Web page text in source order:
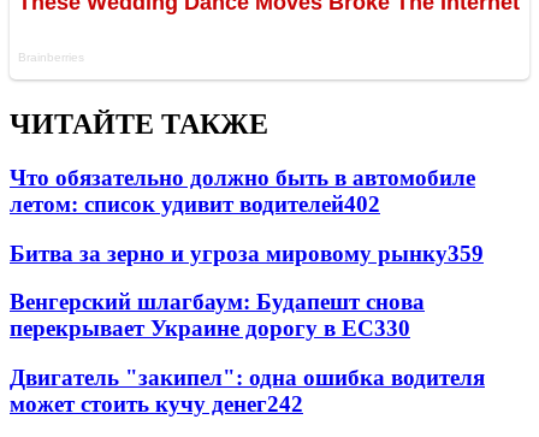
ЧИТАЙТЕ ТАКЖЕ
Что обязательно должно быть в автомобиле
летом: список удивит водителей402
Битва за зерно и угроза мировому рынку359
Венгерский шлагбаум: Будапешт снова
перекрывает Украине дорогу в ЕС330
Двигатель "закипел": одна ошибка водителя
может стоить кучу денег242